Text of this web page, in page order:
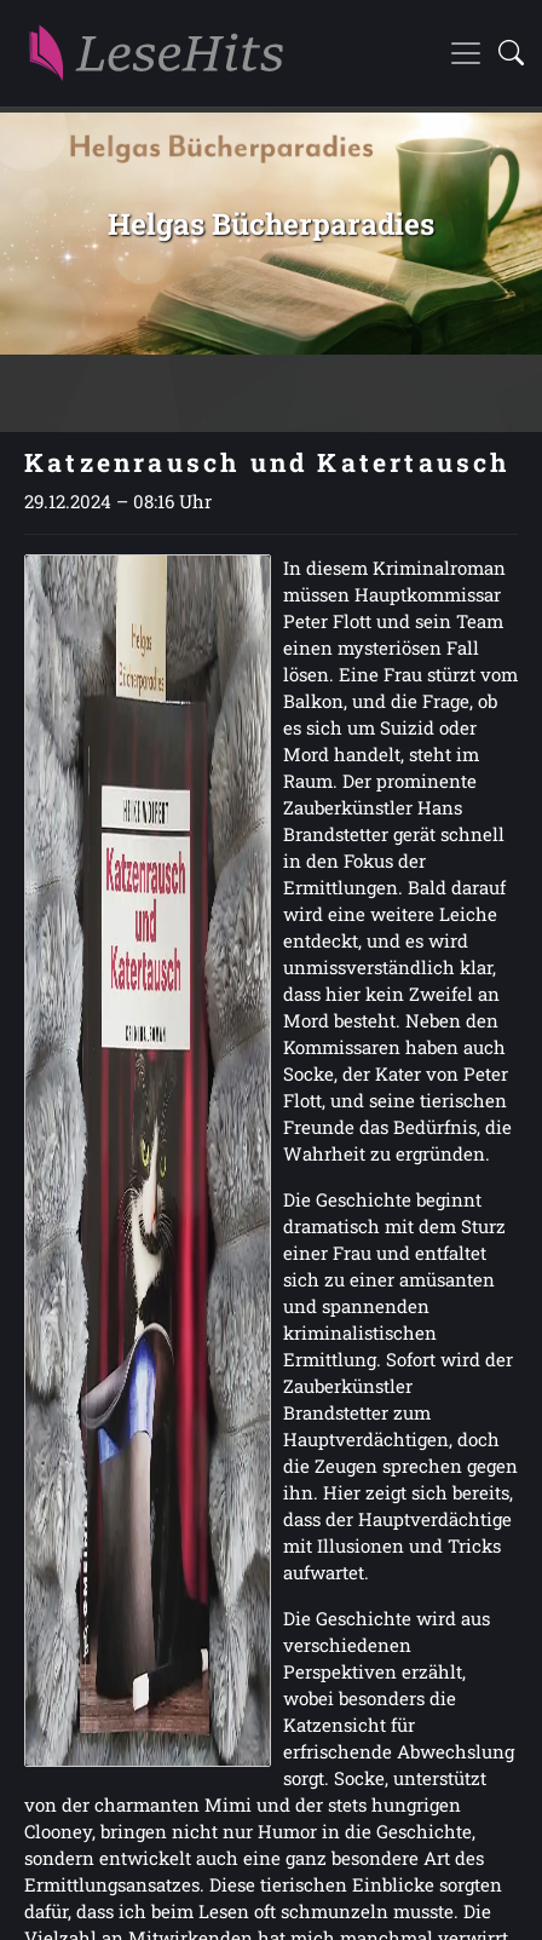
Helgas Bücherparadies
Katzenrausch und Katertausch
29.12.2024 – 08:16 Uhr
In diesem Kriminalroman
müssen Hauptkommissar
Peter Flott und sein Team
einen mysteriösen Fall
lösen. Eine Frau stürzt vom
Balkon, und die Frage, ob
es sich um Suizid oder
Mord handelt, steht im
Raum. Der prominente
Zauberkünstler Hans
Brandstetter gerät schnell
in den Fokus der
Ermittlungen. Bald darauf
wird eine weitere Leiche
entdeckt, und es wird
unmissverständlich klar,
dass hier kein Zweifel an
Mord besteht. Neben den
Kommissaren haben auch
Socke, der Kater von Peter
Flott, und seine tierischen
Freunde das Bedürfnis, die
Wahrheit zu ergründen.
Die Geschichte beginnt
dramatisch mit dem Sturz
einer Frau und entfaltet
sich zu einer amüsanten
und spannenden
kriminalistischen
Ermittlung. Sofort wird der
Zauberkünstler
Brandstetter zum
Hauptverdächtigen, doch
die Zeugen sprechen gegen
ihn. Hier zeigt sich bereits,
dass der Hauptverdächtige
mit Illusionen und Tricks
aufwartet.
Die Geschichte wird aus
verschiedenen
Perspektiven erzählt,
wobei besonders die
Katzensicht für
erfrischende Abwechslung
sorgt. Socke, unterstützt
von der charmanten Mimi und der stets hungrigen
Clooney, bringen nicht nur Humor in die Geschichte,
sondern entwickelt auch eine ganz besondere Art des
Ermittlungsansatzes. Diese tierischen Einblicke sorgten
dafür, dass ich beim Lesen oft schmunzeln musste. Die